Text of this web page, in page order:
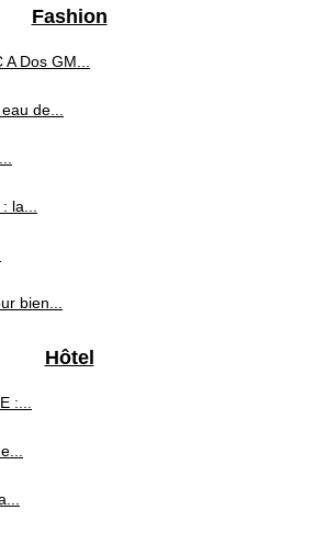
Fashion
A Dos GM...
de...
la...
bien...
Hôtel
:...